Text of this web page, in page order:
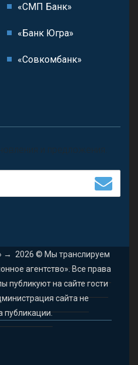
«СМП Банк»
«Банк Югра»
«Совкомбанк»
и предложения.
→ 2026 © Мы транслируем
агентство». Все права
публикуют на сайте гости
сайта не
публикации.